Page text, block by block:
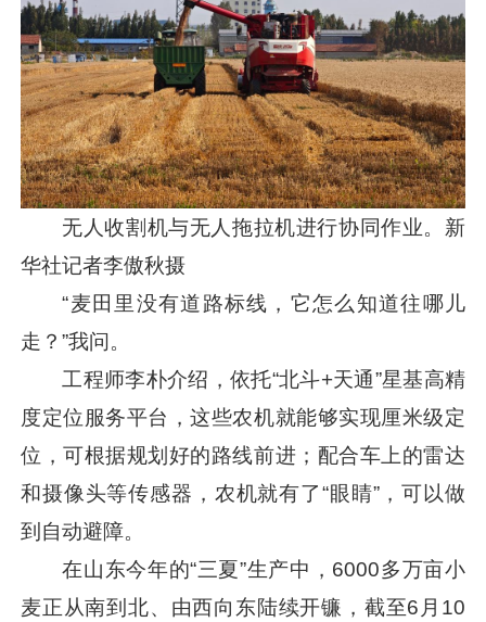
无人收割机与无人拖拉机进行协同作业。新
华社记者李傲秋摄
“麦田里没有道路标线，它怎么知道往哪儿
走？”我问。
工程师李朴介绍，依托“北斗+天通”星基高精
度定位服务平台，这些农机就能够实现厘米级定
位，可根据规划好的路线前进；配合车上的雷达
和摄像头等传感器，农机就有了“眼睛”，可以做
到自动避障。
在山东今年的“三夏”生产中，6000多万亩小
麦正从南到北、由西向东陆续开镰，截至6月10